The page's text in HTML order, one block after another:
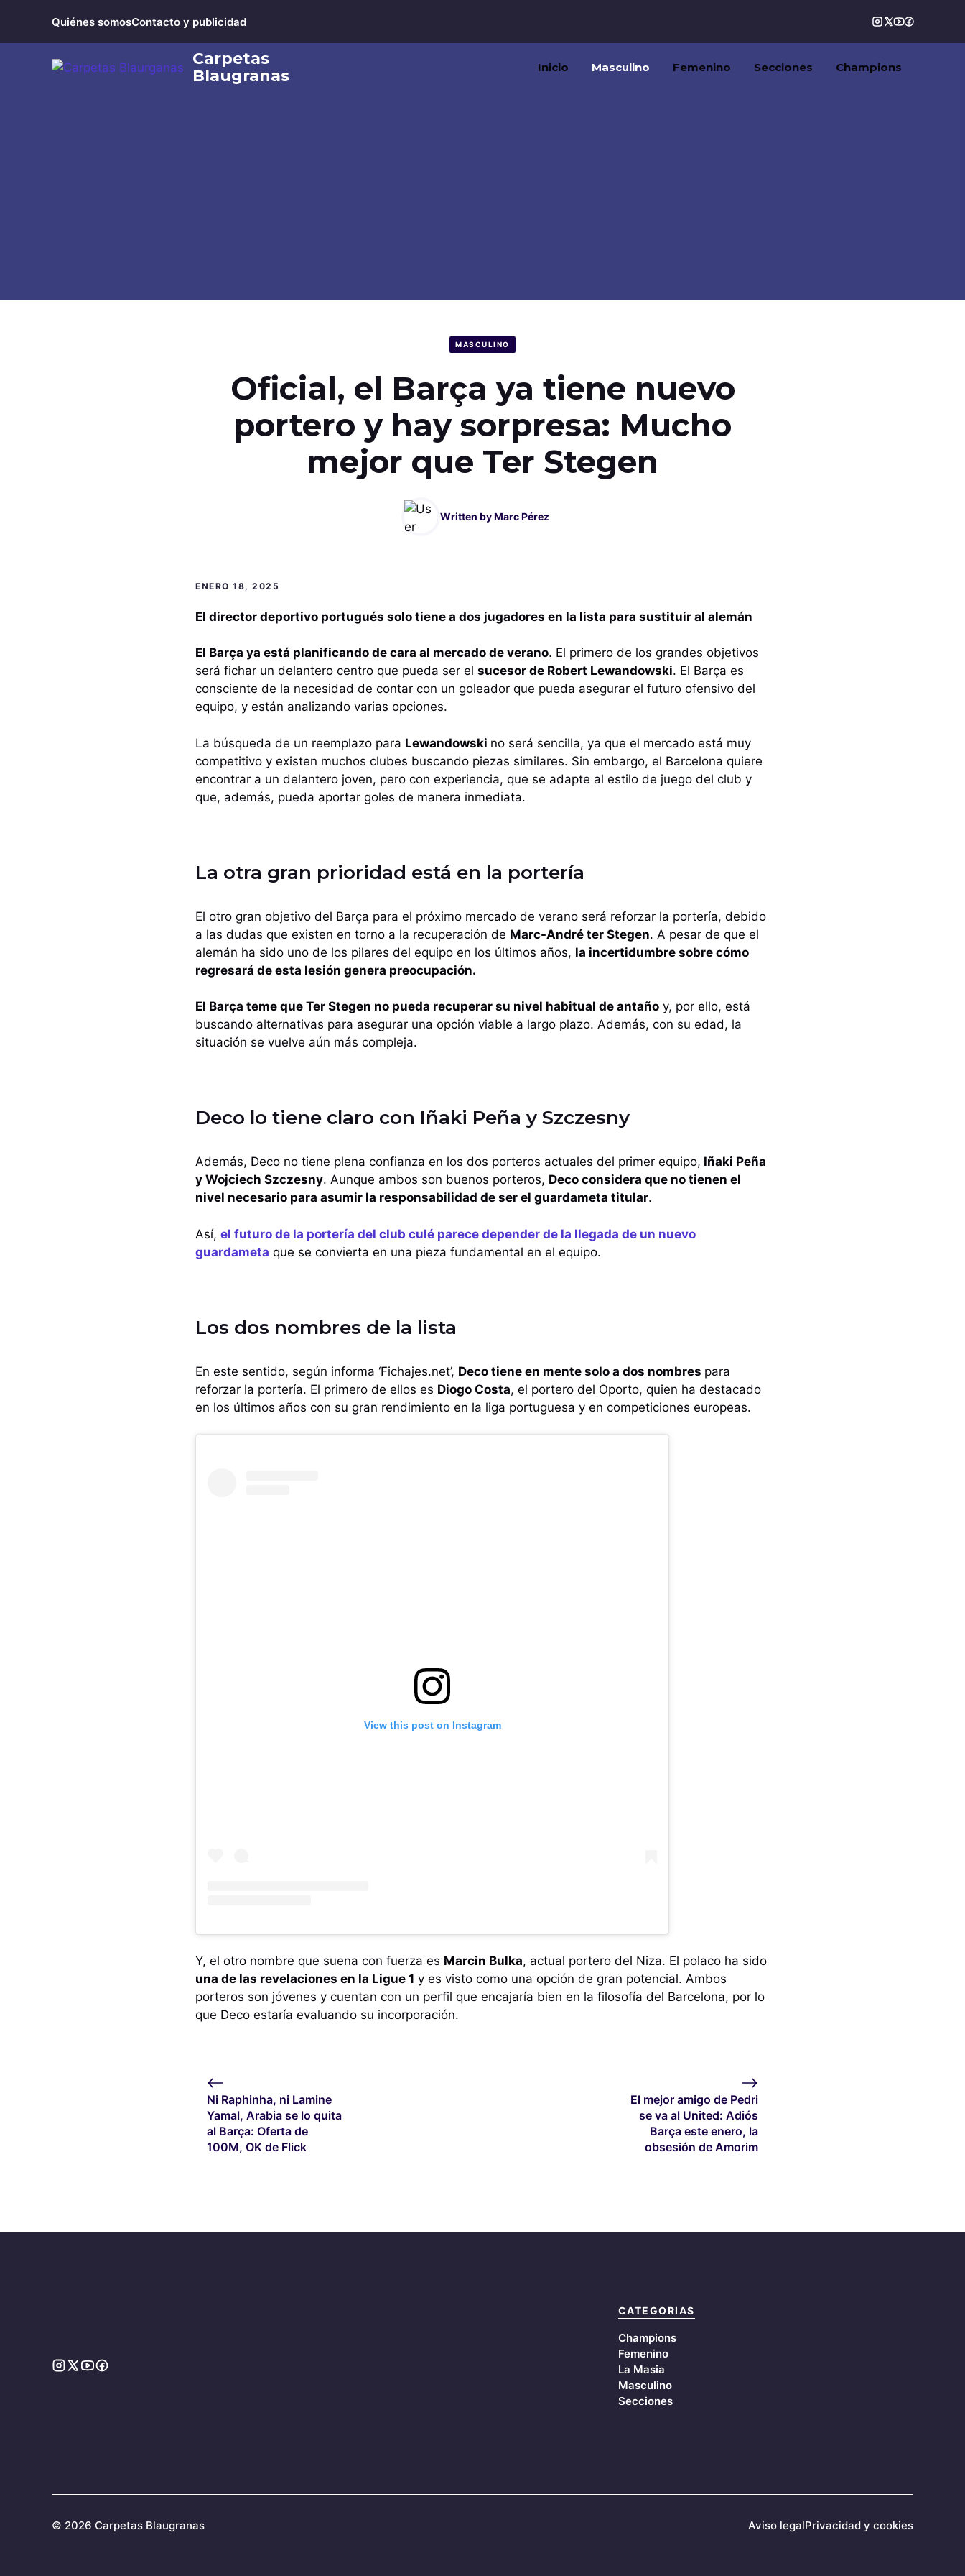
contenido
Quiénes somosContacto y publicidad
Inicio Masculino Femenino Secciones Champions
MASCULINO
Oficial, el Barça ya tiene nuevo
portero y hay sorpresa: Mucho
mejor que Ter Stegen
Written byMarc Pérez
ENERO 18, 2025
El director deportivo portugués solo tiene a dos jugadores en la lista para sustituir al alemán
El Barça ya está planificando de cara al mercado de verano. El primero de los grandes objetivos
será fichar un delantero centro que pueda ser el sucesor de Robert Lewandowski. El Barça es
consciente de la necesidad de contar con un goleador que pueda asegurar el futuro ofensivo del
equipo, y están analizando varias opciones.
La búsqueda de un reemplazo para Lewandowski no será sencilla, ya que el mercado está muy
competitivo y existen muchos clubes buscando piezas similares. Sin embargo, el Barcelona quiere
encontrar a un delantero joven, pero con experiencia, que se adapte al estilo de juego del club y
que, además, pueda aportar goles de manera inmediata.
La otra gran prioridad está en la portería
El otro gran objetivo del Barça para el próximo mercado de verano será reforzar la portería, debido
a las dudas que existen en torno a la recuperación de Marc-André ter Stegen. A pesar de que el
alemán ha sido uno de los pilares del equipo en los últimos años, la incertidumbre sobre cómo
regresará de esta lesión genera preocupación.
El Barça teme que Ter Stegen no pueda recuperar su nivel habitual de antaño y, por ello, está
buscando alternativas para asegurar una opción viable a largo plazo. Además, con su edad, la
situación se vuelve aún más compleja.
Deco lo tiene claro con Iñaki Peña y Szczesny
Además, Deco no tiene plena confianza en los dos porteros actuales del primer equipo, Iñaki Peña
y Wojciech Szczesny. Aunque ambos son buenos porteros, Deco considera que no tienen el
nivel necesario para asumir la responsabilidad de ser el guardameta titular.
Así, el futuro de la portería del club culé parece depender de la llegada de un nuevo
guardameta que se convierta en una pieza fundamental en el equipo.
Los dos nombres de la lista
En este sentido, según informa ‘Fichajes.net’, Deco tiene en mente solo a dos nombres para
reforzar la portería. El primero de ellos es Diogo Costa, el portero del Oporto, quien ha destacado
en los últimos años con su gran rendimiento en la liga portuguesa y en competiciones europeas.
View this post on Instagram
Y, el otro nombre que suena con fuerza es Marcin Bulka, actual portero del Niza. El polaco ha sido
una de las revelaciones en la Ligue 1 y es visto como una opción de gran potencial. Ambos
porteros son jóvenes y cuentan con un perfil que encajaría bien en la filosofía del Barcelona, por lo
que Deco estaría evaluando su incorporación.
Ni Raphinha, ni Lamine
Yamal, Arabia se lo quita
al Barça: Oferta de
100M, OK de Flick
El mejor amigo de Pedri
se va al United: Adiós
Barça este enero, la
obsesión de Amorim
CATEGORIAS
Champions
Femenino
La Masia
Masculino
Secciones
© 2026 Carpetas Blaugranas Aviso legalPrivacidad y cookies